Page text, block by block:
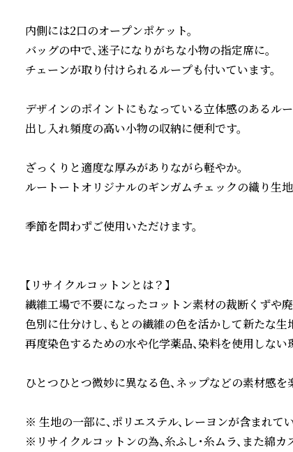
内側には2口のオープンポケット。
バッグの中で、迷子になりがちな小物の指定席に。
チェーンが取り付けられるループも付いています。
デザインのポイントにもなっている立体感のあるルー
出し入れ頻度の高い小物の収納に便利です。
ざっくりと適度な厚みがありながら軽やか。
ルートートオリジナルのギンガムチェックの織り生地
季節を問わずご使用いただけます。
【リサイクルコットンとは？】
繊維工場で不要になったコットン素材の裁断くずや廃
色別に仕分けし、もとの繊維の色を活かして新たな生
再度染色するための水や化学薬品、染料を使用しない
ひとつひとつ微妙に異なる色、ネップなどの素材感を
※ 生地の一部に、ポリエステル、レーヨンが含まれてい
※リサイクルコットンの為、糸ふし・糸ムラ、また綿